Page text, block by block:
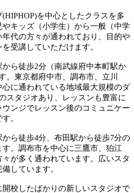
を中心としたクラスを多
キッズ（小学生）から一般（中学
代の方々が通われており、目的や
受講していただけます。
ら徒歩2分（南武線府中本町駅か
。東京都府中市、調布市、立川
に通われている地域最大規模のダ
スタジオあり、レッスンも豊富に
ンジでレッスン後のコミュニケー
。
ら徒歩4分、布田駅から徒歩7分の
す。調布市を中心に三鷹市、狛江
が多く通われています。広いスタ
しています。
開校したばかりの新しいスタジオで